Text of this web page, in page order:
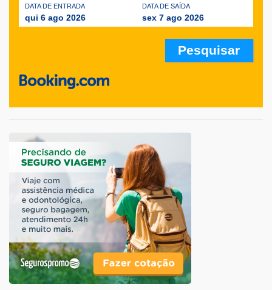
DATA DE ENTRADA
qui 6 ago 2026
DATA DE SAÍDA
sex 7 ago 2026